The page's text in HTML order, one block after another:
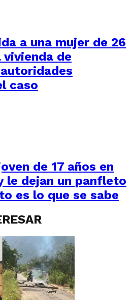
a una mujer de 26
vivienda de
caso
de 17 años en
le dejan un panfleto
es lo que se sabe